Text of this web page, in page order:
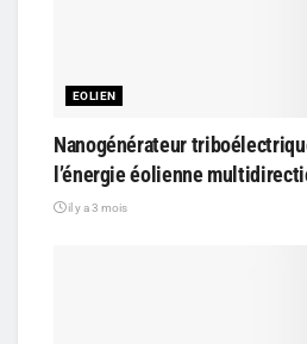
EOLIEN
Nanogénérateur
l’énergie éolienne
il y a 3 mois